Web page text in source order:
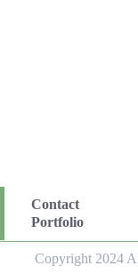
Contact
Portfolio
Copyright 2024